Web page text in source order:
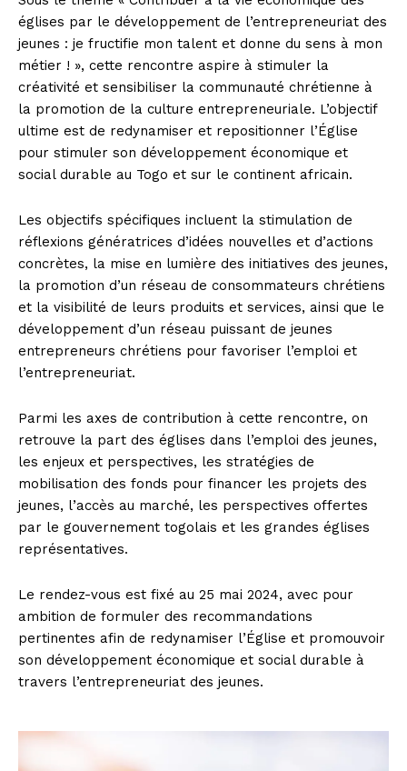
églises par le développement de l’entrepreneuriat des
jeunes : je fructifie mon talent et donne du sens à mon
métier ! », cette rencontre aspire à stimuler la
créativité et sensibiliser la communauté chrétienne à
la promotion de la culture entrepreneuriale. L’objectif
ultime est de redynamiser et repositionner l’Église
pour stimuler son développement économique et
social durable au Togo et sur le continent africain.
Les objectifs spécifiques incluent la stimulation de
réflexions génératrices d’idées nouvelles et d’actions
concrètes, la mise en lumière des initiatives des jeunes,
la promotion d’un réseau de consommateurs chrétiens
et la visibilité de leurs produits et services, ainsi que le
développement d’un réseau puissant de jeunes
entrepreneurs chrétiens pour favoriser l’emploi et
l’entrepreneuriat.
Parmi les axes de contribution à cette rencontre, on
retrouve la part des églises dans l’emploi des jeunes,
les enjeux et perspectives, les stratégies de
mobilisation des fonds pour financer les projets des
jeunes, l’accès au marché, les perspectives offertes
par le gouvernement togolais et les grandes églises
représentatives.
Le rendez-vous est fixé au 25 mai 2024, avec pour
ambition de formuler des recommandations
pertinentes afin de redynamiser l’Église et promouvoir
son développement économique et social durable à
travers l’entrepreneuriat des jeunes.